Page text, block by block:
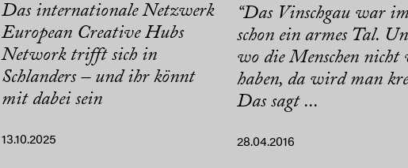
Das internationale Netzwerk
European Creative Hubs
Network trifft sich in
Schlanders – und ihr könnt
mit dabei sein
13.10.2025
“Das Vinschgau war
schon ein armes Tal.
wo die Menschen nicht
haben, da wird man
Das sagt ...
28.04.2016